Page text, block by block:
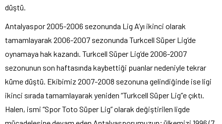
düştü.
Antalyaspor 2005-2006 sezonunda Lig A’yı ikinci olarak
tamamlayarak 2006-2007 sezonunda Turkcell Süper Lig’de
oynamaya hak kazandı. Turkcell Süper Lig’de 2006-2007
sezonunun son haftasında kaybettiği puanlar nedeniyle tekrar
küme düştü. Ekibimiz 2007-2008 sezonuna gelindiğinde ise ligi
ikinci sırada tamamlayarak yeniden “Turkcell Süper Lig”e çıktı.
Halen, ismi “Spor Toto Süper Lig” olarak değiştirilen ligde